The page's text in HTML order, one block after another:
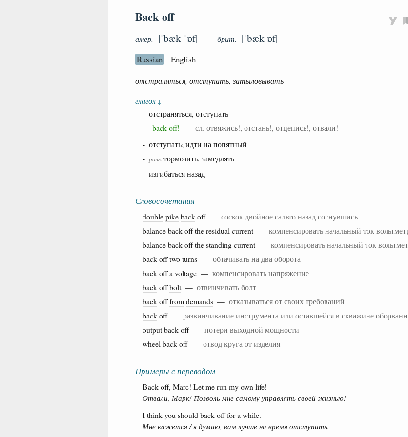
Back off
амер. |ˈbæk ˈɒf| брит. |ˈbæk ɒf|
Russian English
отстраняться, отступать, затыловывать
глагол ↓
- отстраняться, отступать
back off! — сл. отвяжись!, отстань!, отцепись!, отвали!
- отступать; идти на попятный
- разг. тормозить, замедлять
- изгибаться назад
Словосочетания
doublepikebackoff — соскок двойное сальто назад согнувшись
balancebackoff theresidual current — компенсировать начальный ток
balancebackoff thestandingcurrent — компенсировать начальный ток
backoff twoturns — обтачивать на два оборота
backoff a voltage — компенсировать напряжение
backoffbolt — отвинчивать болт
backofffromdemands — отказываться от своих требований
backoff — развинчивание инструмента или оставшейся в скважине
outputbackoff — потери выходной мощности
wheel backoff — отвод круга от изделия
Примеры с переводом
Back off, Marc! Let me run my own life!
Отвали, Марк! Позволь мне самому управлять своей жизнью!
I think you should back off for a while.
Мне кажется / я думаю, вам лучше на время отступить.